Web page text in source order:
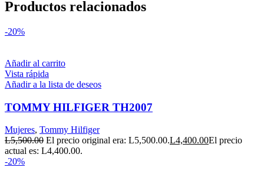
Productos relacionados
-20%
Añadir al carrito
Vista rápida
Añadir a la lista de deseos
TOMMY HILFIGER TH2007
Mujeres, Tommy Hilfiger
L5,500.00 El precio original era: L5,500.00.L4,400.00El precio
actual es: L4,400.00.
-20%